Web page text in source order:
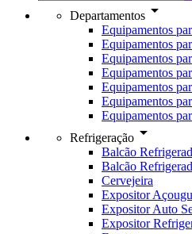
Departamentos arrow_drop_down
Equipamentos
Equipamentos
Equipamentos
Equipamentos
Equipamentos
Equipamentos
Equipamentos
Refrigeração arrow_drop_down
Balcão
Balcão
Cervejeira
Expositor
Expositor Auto
Expositor